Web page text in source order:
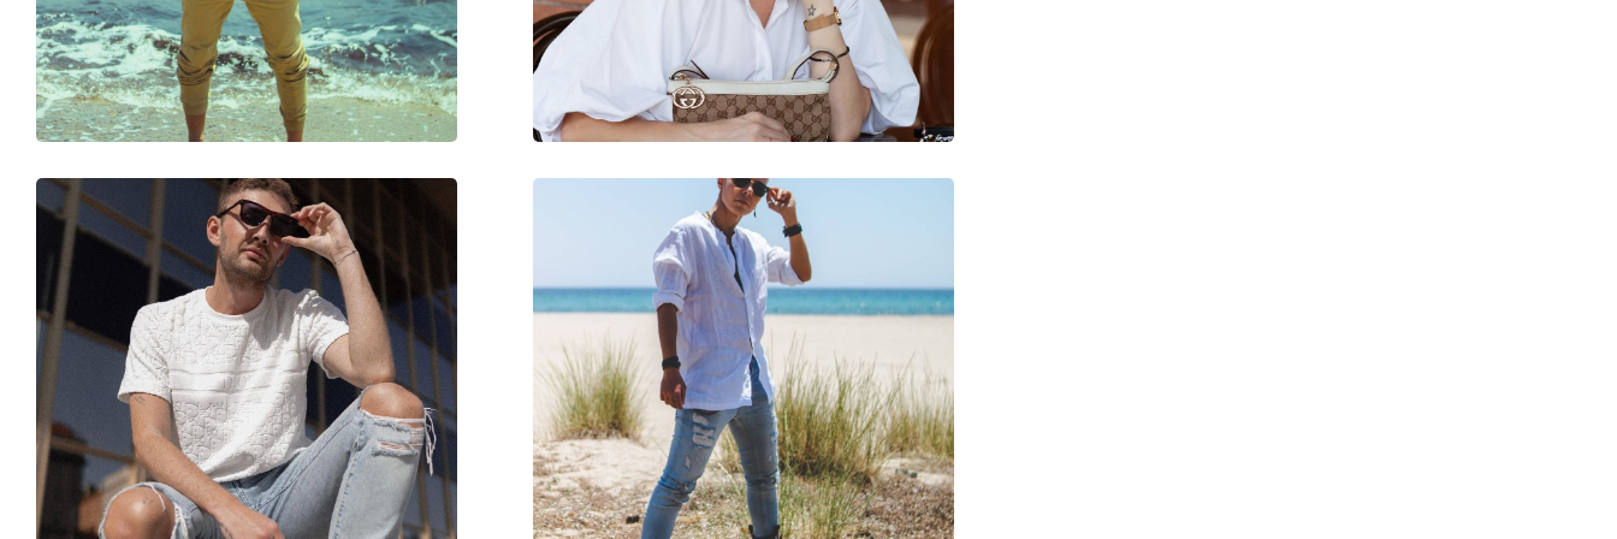
Спорт:
Туризм
Код:
OO 9417 941705 59
Доступен рецепт:
Нет